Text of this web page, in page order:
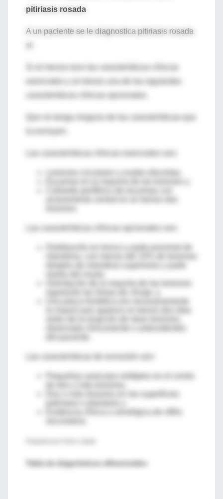
pitiriasis rosada
A un paciente se le diagnostica pitiriasis rosada
si:
esenciales y al menos una de las siguientes
Que no tenga ninguna de las características que
Orientación de la mayoría de las lesiones
Pequeñas vesículas múltiples en el centro
Dos o más lesiones en las superficies
Evidencia clínica o serológica de sífilis
Tabla de diagnósticos diferenciales